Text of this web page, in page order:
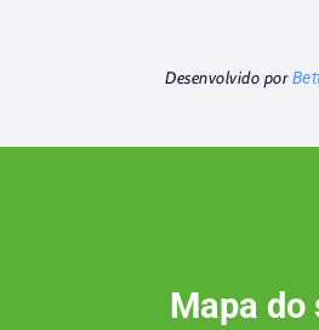
Desenvolvido por
Mapa do